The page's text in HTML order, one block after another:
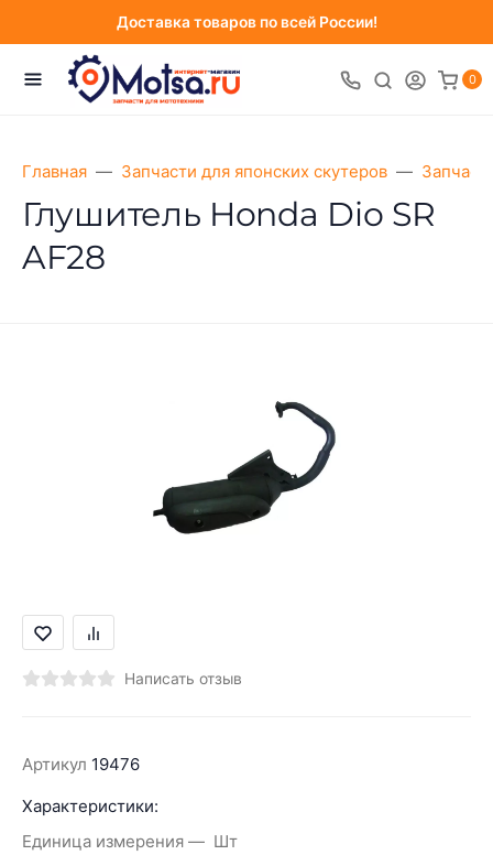
Доставка товаров по всей России!
0
Главная Запчасти для японских скутеров
Глушитель Honda Dio SR
AF28
Написать отзыв
Артикул 19476
Характеристики:
Единица измерения
Шт